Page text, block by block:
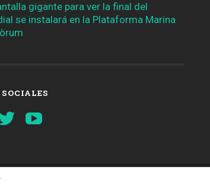
gigante para ver la final del
se instalará en la Plataforma Marina
SOCIALES
Ver
perfil